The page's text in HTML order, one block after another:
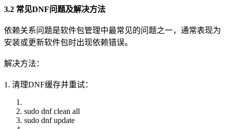
3.2 常见DNF问题及解决方法
依赖关系问题是软件包管理中最常见的问题之一，通常表现为
安装或更新软件包时出现依赖错误。
解决方法：
1. 清理DNF缓存并重试：
sudo dnf clean all
sudo dnf update